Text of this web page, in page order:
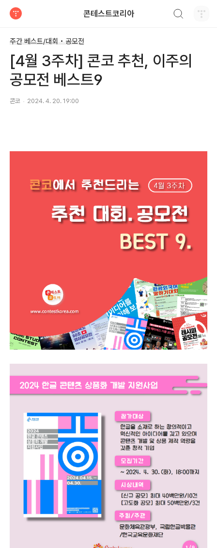
콘테스트코리아
주간 베스트/대회 • 공모전
[4월 3주차] 콘코 추천, 이주의
공모전 베스트9
콘코 2024. 4. 20. 19:00